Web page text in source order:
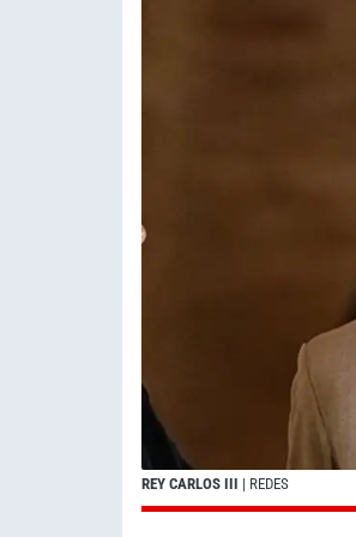
REY CARLOS III | REDES